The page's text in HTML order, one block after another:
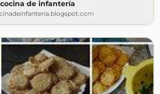
de infantería